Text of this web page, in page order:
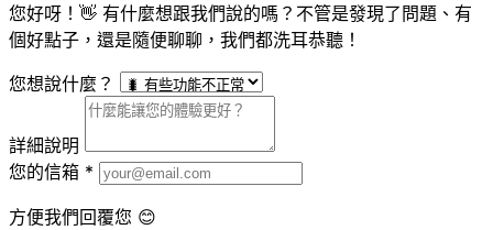
您好呀！👋 有什麼想跟我們說的嗎？不管是發現了問題、有
個好點子，還是隨便聊聊，我們都洗耳恭聽！
您想說什麼？
詳細說明
您的信箱 *
方便我們回覆您 😊